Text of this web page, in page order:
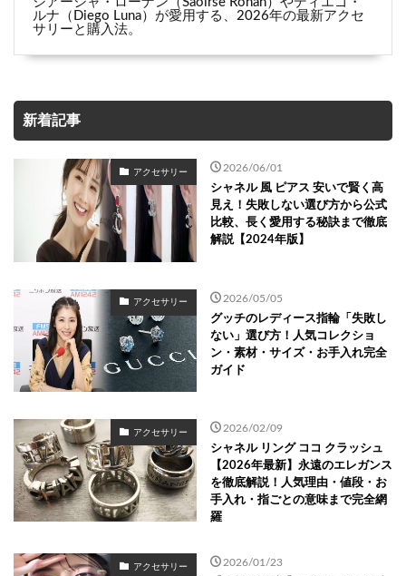
ルナ（Diego Luna）が愛用する、2026年の最新アクセ
サリーと購入法。
新着記事
アクセサリー 2026/06/01
シャネル 風 ピアス 安いで賢く高
見え！失敗しない選び方から公式
比較、長く愛用する秘訣まで徹底
解説【2024年版】
アクセサリー 2026/05/05
グッチのレディース指輪「失敗し
ない」選び方！人気コレクショ
ン・素材・サイズ・お手入れ完全
ガイド
アクセサリー 2026/02/09
シャネル リング ココ クラッシュ
【2026年最新】永遠のエレガンス
を徹底解説！人気理由・値段・お
手入れ・指ごとの意味まで完全網
羅
アクセサリー 2026/01/23